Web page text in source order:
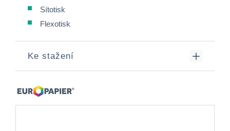
Sítotisk
Flexotisk
Ke stažení